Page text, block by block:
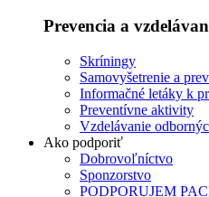
Prevencia a
Skríningy
Samovyšetrenie a
Informačné letáky k
Preventívne aktivity
Vzdelávanie
Ako podporiť
Dobrovoľníctvo
Sponzorstvo
PODPORUJEM